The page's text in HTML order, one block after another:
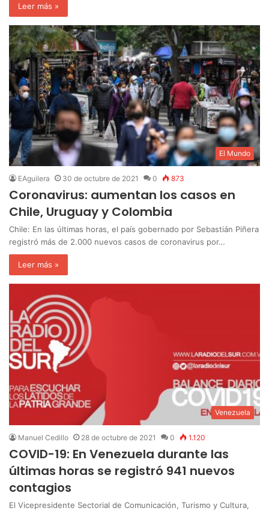
Leer más »
El Mundo
EAguilera 30 de octubre de 2021 0 873
Coronavirus: aumentan los casos en
Chile, Uruguay y Colombia
Chile: En las últimas horas, el país gobernado por Sebastián Piñera
registró más de 2.000 nuevos casos de coronavirus por…
Leer más »
Venezuela
Manuel Cedillo 28 de octubre de 2021 0 1.120
COVID-19: En Venezuela durante las
últimas horas se registró 941 nuevos
contagios
El Vicepresidente Sectorial de Comunicación, Turismo y Cultura,